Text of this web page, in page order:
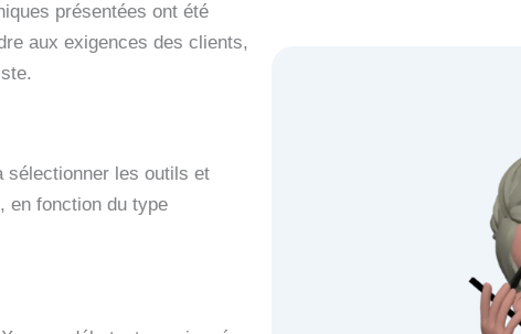
présentées ont été
aux exigences des clients,
sélectionner les outils et
en fonction du type